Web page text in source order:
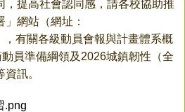
，提高社會認同感，請各校協助推
網站（網址：
，有關各級動員會報與計畫體系概
員準備綱領及2026城鎮韌性（全
訊。
.png